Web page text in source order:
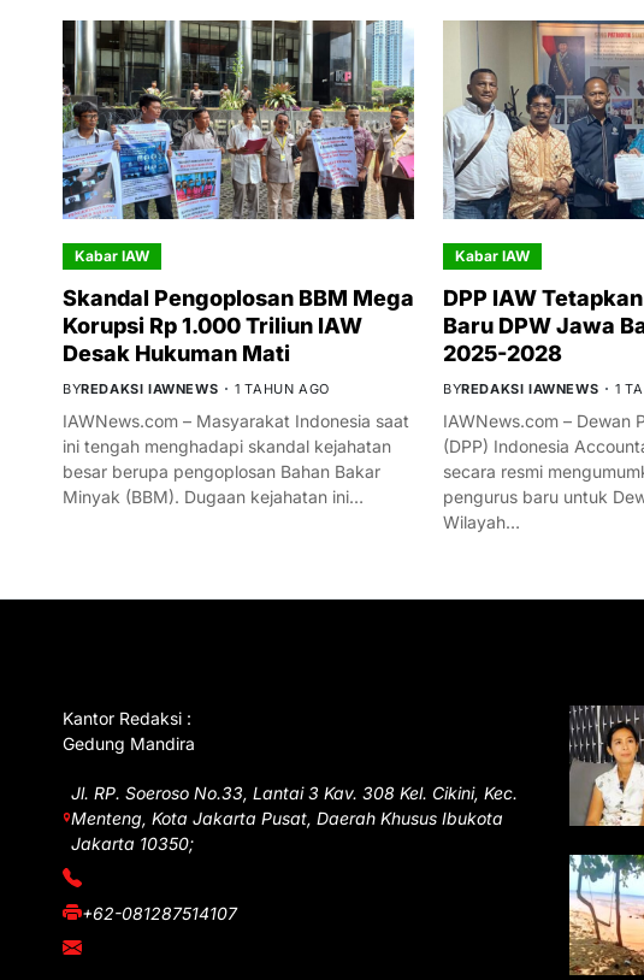
Kabar IAW
Skandal Pengoplosan BBM Mega
Korupsi Rp 1.000 Triliun IAW
Desak Hukuman Mati
BYREDAKSI IAWNEWS 1 TAHUN AGO
IAWNews.com – Masyarakat Indonesia saat
ini tengah menghadapi skandal kejahatan
besar berupa pengoplosan Bahan Bakar
Minyak (BBM). Dugaan kejahatan ini…
Kabar IAW
DPP IAW
Baru DPW Jawa
2025-2028
BYREDAKSI IAWNEWS 1
IAWNews.com – Dewan
(DPP) Indonesia
secara resmi
pengurus baru untuk
Wilayah…
Kantor Redaksi :
Gedung Mandira
Jl. RP. Soeroso No.33, Lantai 3 Kav. 308 Kel. Cikini, Kec.
Menteng, Kota Jakarta Pusat, Daerah Khusus Ibukota
Jakarta 10350;
+62-081287514107